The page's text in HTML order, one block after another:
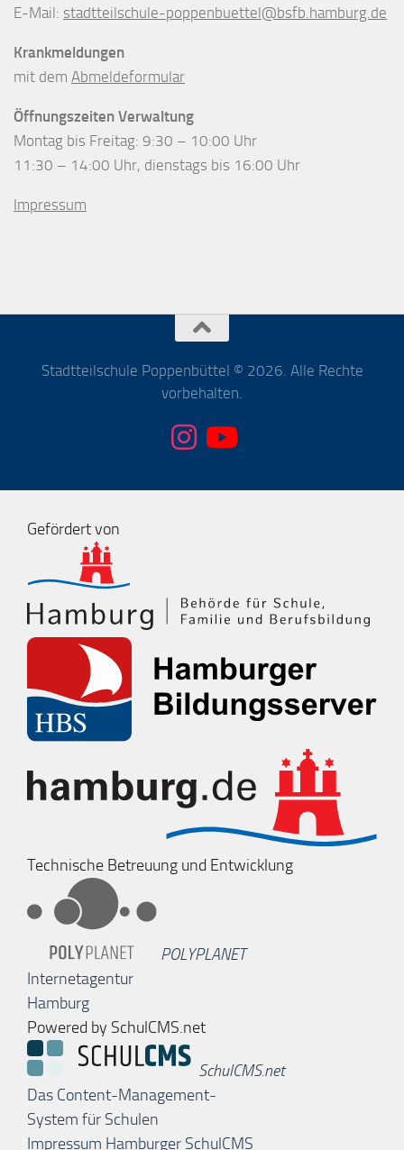
E-Mail: stadtteilschule-poppenbuettel@bsfb.hamburg.de
Krankmeldungen
mit dem Abmeldeformular
Öffnungszeiten Verwaltung
Montag bis Freitag: 9:30 – 10:00 Uhr
11:30 – 14:00 Uhr, dienstags bis 16:00 Uhr
Impressum
Stadtteilschule Poppenbüttel © 2026. Alle Rechte
vorbehalten.
Gefördert von
Technische Betreuung und Entwicklung
POLYPLANET
Internetagentur
Hamburg
Powered by SchulCMS.net
SchulCMS.net
Das Content-Management-
System für Schulen
Impressum Hamburger SchulCMS